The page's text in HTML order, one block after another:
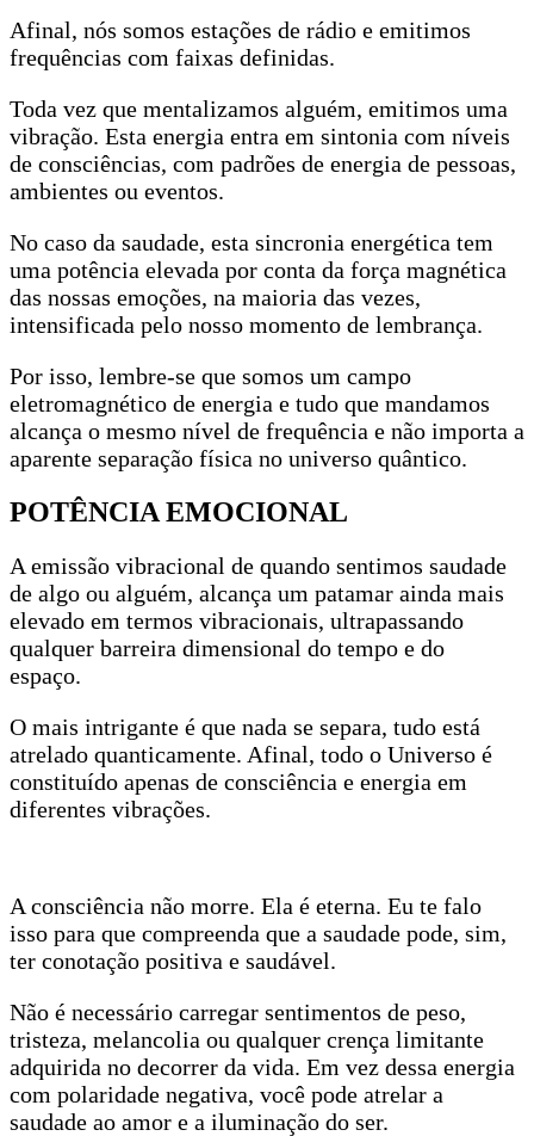
Afinal, nós somos estações de rádio e emitimos
frequências com faixas definidas.
Toda vez que mentalizamos alguém, emitimos uma
vibração. Esta energia entra em sintonia com níveis
de consciências, com padrões de energia de pessoas,
ambientes ou eventos.
No caso da saudade, esta sincronia energética tem
uma potência elevada por conta da força magnética
das nossas emoções, na maioria das vezes,
intensificada pelo nosso momento de lembrança.
Por isso, lembre-se que somos um campo
eletromagnético de energia e tudo que mandamos
alcança o mesmo nível de frequência e não importa a
aparente separação física no universo quântico.
POTÊNCIA EMOCIONAL
A emissão vibracional de quando sentimos saudade
de algo ou alguém, alcança um patamar ainda mais
elevado em termos vibracionais, ultrapassando
qualquer barreira dimensional do tempo e do
espaço.
O mais intrigante é que nada se separa, tudo está
atrelado quanticamente. Afinal, todo o Universo é
constituído apenas de consciência e energia em
diferentes vibrações.
A consciência não morre. Ela é eterna. Eu te falo
isso para que compreenda que a saudade pode, sim,
ter conotação positiva e saudável.
Não é necessário carregar sentimentos de peso,
tristeza, melancolia ou qualquer crença limitante
adquirida no decorrer da vida. Em vez dessa energia
com polaridade negativa, você pode atrelar a
saudade ao amor e a iluminação do ser.